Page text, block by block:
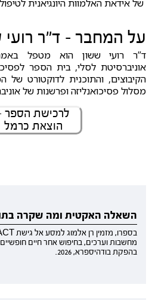
של אידאת האלמוות היונגיאנית
על המחבר - ד”ר רועי
ד”ר רועי ששון הוא מטפל
אוניברסיטת לסלי, בית הספר
הקיבוצים, והתוכנית לדוקטורט
מסלול פסיכואנליזה ופרשנות של
לרכישת הספר
הוצאת כרמל
השאלה האקטית ומה שקרה
מחשבות וערכים, בחיפוש אחר חיים
בהפקת בודהיספרא, 2026.